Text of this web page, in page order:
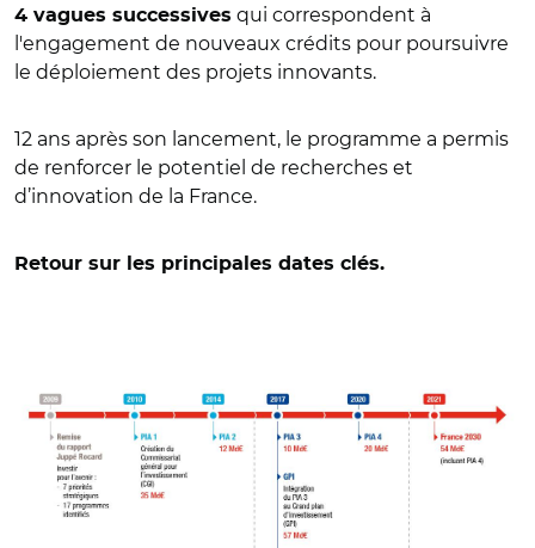
4 vagues successives qui correspondent à
l'engagement de nouveaux crédits pour poursuivre
le déploiement des projets innovants.
12 ans après son lancement, le programme a permis
de renforcer le potentiel de recherches et
d’innovation de la France.
Retour sur les principales dates clés.